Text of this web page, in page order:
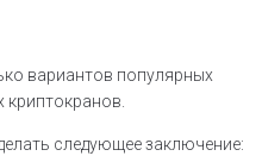
вариантов популярных
криптокранов.
следующее заключение: